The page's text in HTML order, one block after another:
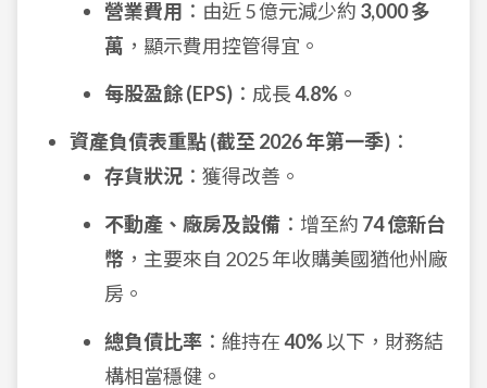
營業費用 ：由近 5 億元減少約 3,000 多
萬 ，顯示費用控管得宜。
每股盈餘 (EPS) ：成長4.8% 。
資產負債表重點 (截至 2026 年第一季) ：
存貨狀況 ：獲得改善。
不動產、廠房及設備 ：增至約 74 億新台
幣 ，主要來自 2025 年收購美國猶他州廠
房。
總負債比率 ：維持在40%以下，財務結
構相當穩健。